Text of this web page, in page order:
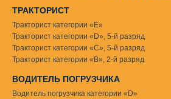
Водитель погрузчика категории «D»
ВОДИТЕЛЬ ПОГРУЗЧИКА
Тракторист категории «Е»
Тракторист категории «D», 5-й разряд
Тракторист категории «С», 5-й разряд
Тракторист категории «В», 2-й разряд
ТРАКТОРИСТ